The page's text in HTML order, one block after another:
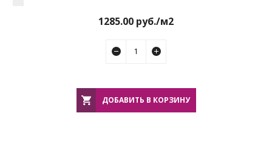
1285.00 руб./м2
ДОБАВИТЬ В КОРЗИНУ